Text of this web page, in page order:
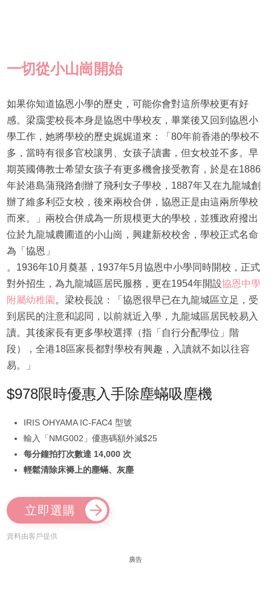
一切從小山崗開始
如果你知道協恩小學的歷史，可能你會對這所學校更有好
感。梁靄雯校長本身是協恩中學校友，畢業後又回到協恩小
學工作，她將學校的歷史娓娓道來：「80年前香港的學校不
多，當時有很多官校讓男、女孩子讀書，但女校並不多。早
期英國傳教士希望女孩子有更多機會接受教育，於是在1886
年於港島蒲飛路創辦了飛利女子學校，1887年又在九龍城創
辦了維多利亞女校，後來兩校合併，協恩正是由這兩所學校
而來。」兩校合併成為一所規模更大的學校，並獲政府撥出
位於九龍城農圃道的小山崗，興建新校校舍，學校正式名命
為「協恩」
。1936年10月奠基，1937年5月協恩中小學同時開校，正式
對外招生，為九龍城區居民服務，更在1954年開設協恩中學
附屬幼稚園 。梁校長說：「協恩很早已在九龍城區立足，受
到居民的注意和認同，以前就近入學，九龍城區居民較易入
讀。其後家長有更多學校選擇（指「自行分配學位」階
段），全港18區家長都對學校有興趣，入讀就不如以往容
易。」
$978限時優惠入手除塵蟎吸塵機
IRIS OHYAMA IC-FAC4 型號
輸入「NMG002」優惠碼額外減$25
每分鐘拍打次數達 14,000 次
輕鬆清除床褥上的塵蟎、灰塵
立即選購
資料由客戶提供
廣告